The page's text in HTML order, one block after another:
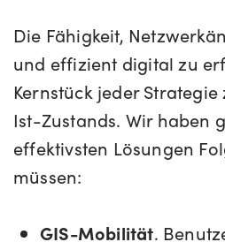
Die Fähigkeit,
und effizient digital zu
Kernstück jeder
Ist-Zustands. Wir haben
effektivsten Lösungen
müssen:
GIS-Mobilität.